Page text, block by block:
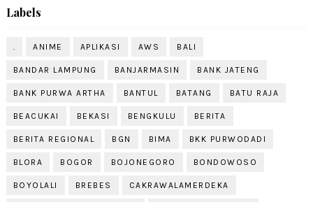
Labels
. ANIME APLIKASI AWS BALI
BANDAR LAMPUNG BANJARMASIN BANK JATENG
BANK PURWA ARTHA BANTUL BATANG BATU RAJA
BEACUKAI BEKASI BENGKULU BERITA
BERITA REGIONAL BGN BIMA BKK PURWODADI
BLORA BOGOR BOJONEGORO BONDOWOSO
BOYOLALI BREBES CAKRAWALAMERDEKA